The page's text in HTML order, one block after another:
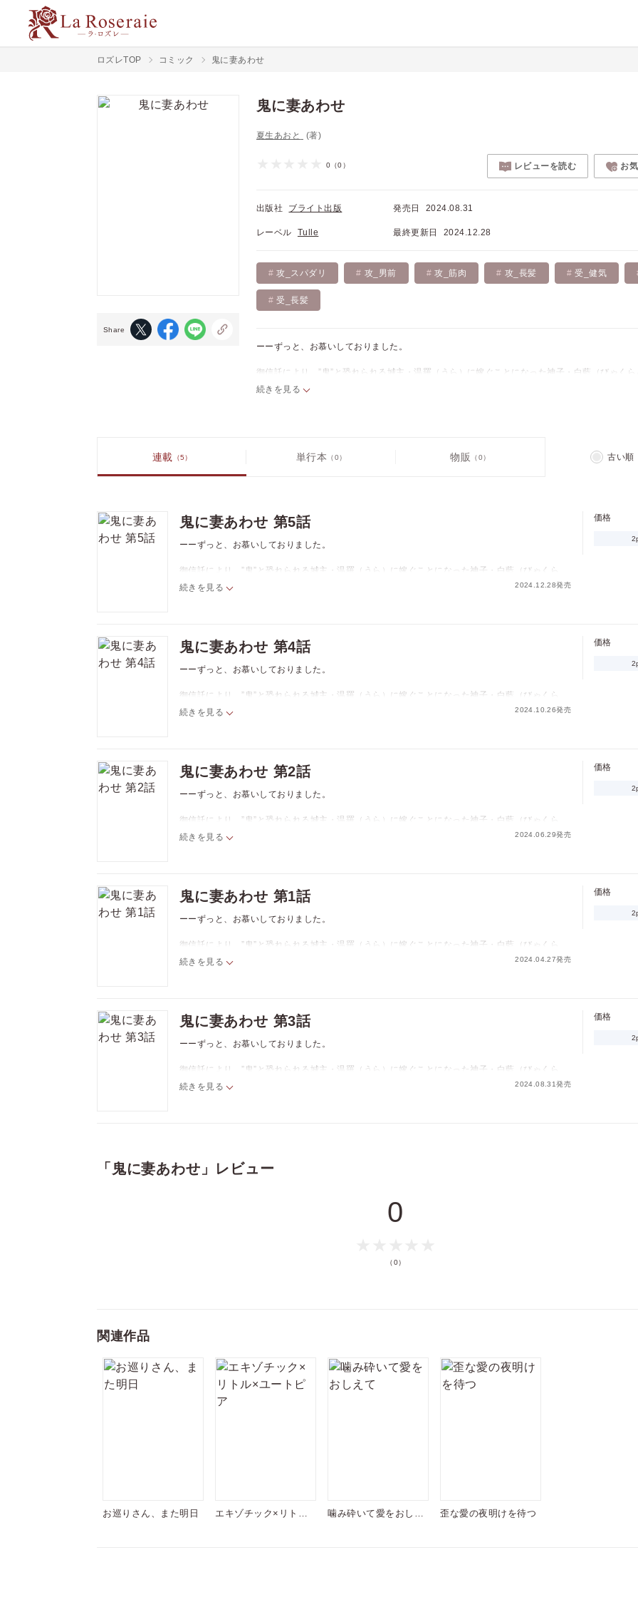
ロズレTOP コミック 鬼に妻あわせ
Share
鬼に妻あわせ
夏生あおと (著)
0 （0） レビューを読む お
出版社 ブライト出版
レーベル Tulle
発売日 2024.08.31
最終更新日 2024.12.28
攻_スパダリ 攻_男前 攻_筋肉 攻_長髪 受_健気
受_長髪
ーーずっと、お慕いしておりました。
御信託により、”鬼”と恐れられる城主・温羅（うら）に嫁ぐことになった神子・白藍（びゃくら
大陸から渡ってきた大男を恐れるものは多いが、白藍は幼い頃から逞しい温羅に想いを寄せてい
続きを見る
連載 （5） 単行本 （0） 物販 （0） 古い順
鬼に妻あわせ 第5話
ーーずっと、お慕いしておりました。
御信託により、”鬼”と恐れられる城主・温羅（うら）に嫁ぐことになった神子・白藍（びゃくら
ん）。
続きを見る 2024.12.28発売
価格
鬼に妻あわせ 第4話
ーーずっと、お慕いしておりました。
御信託により、”鬼”と恐れられる城主・温羅（うら）に嫁ぐことになった神子・白藍（びゃくら
ん）。
続きを見る 2024.10.26発売
価格
鬼に妻あわせ 第2話
ーーずっと、お慕いしておりました。
御信託により、”鬼”と恐れられる城主・温羅（うら）に嫁ぐことになった神子・白藍（びゃくら
ん）。
続きを見る 2024.06.29発売
価格
鬼に妻あわせ 第1話
ーーずっと、お慕いしておりました。
御信託により、”鬼”と恐れられる城主・温羅（うら）に嫁ぐことになった神子・白藍（びゃくら
ん）。
続きを見る 2024.04.27発売
価格
鬼に妻あわせ 第3話
ーーずっと、お慕いしておりました。
御信託により、”鬼”と恐れられる城主・温羅（うら）に嫁ぐことになった神子・白藍（びゃくら
ん）。
※この作品は「Tulle vol.40」に収録されています。重複購入にご注意ください。
続きを見る 2024.08.31発売
価格
「鬼に妻あわせ」レビュー
0
（0）
関連作品
お巡りさん、また明日
エキゾチック×リトル×
噛み砕いて愛をおしえ
歪な愛の夜明けを待つ
す